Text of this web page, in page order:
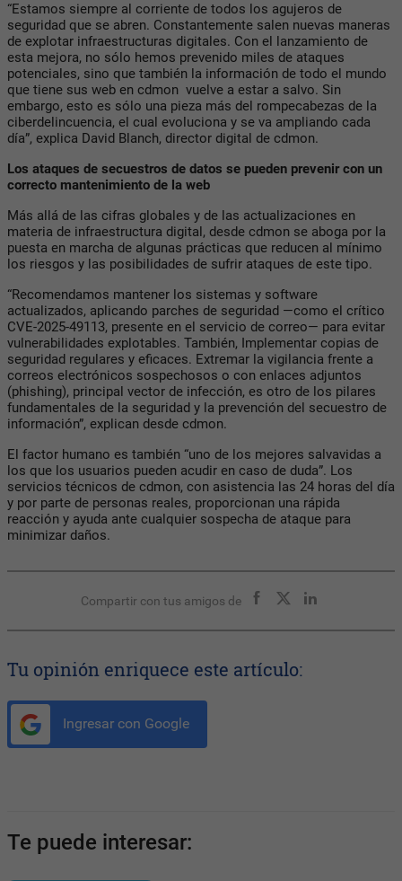
“Estamos siempre al corriente de todos los agujeros de
seguridad que se abren. Constantemente salen nuevas maneras
de explotar infraestructuras digitales. Con el lanzamiento de
esta mejora, no sólo hemos prevenido miles de ataques
potenciales, sino que también la información de todo el mundo
que tiene sus web en cdmon vuelve a estar a salvo. Sin
embargo, esto es sólo una pieza más del rompecabezas de la
ciberdelincuencia, el cual evoluciona y se va ampliando cada
día”, explica David Blanch, director digital de cdmon.
Los ataques de secuestros de datos se pueden prevenir con un
correcto mantenimiento de la web
Más allá de las cifras globales y de las actualizaciones en
materia de infraestructura digital, desde cdmon se aboga por la
puesta en marcha de algunas prácticas que reducen al mínimo
los riesgos y las posibilidades de sufrir ataques de este tipo.
“Recomendamos mantener los sistemas y software
actualizados, aplicando parches de seguridad —como el crítico
CVE-2025-49113, presente en el servicio de correo— para evitar
vulnerabilidades explotables. También, Implementar copias de
seguridad regulares y eficaces. Extremar la vigilancia frente a
correos electrónicos sospechosos o con enlaces adjuntos
(phishing), principal vector de infección, es otro de los pilares
fundamentales de la seguridad y la prevención del secuestro de
información”, explican desde cdmon.
El factor humano es también “uno de los mejores salvavidas a
los que los usuarios pueden acudir en caso de duda”. Los
servicios técnicos de cdmon, con asistencia las 24 horas del día
y por parte de personas reales, proporcionan una rápida
reacción y ayuda ante cualquier sospecha de ataque para
minimizar daños.
Compartir con tus amigos de
Tu opinión enriquece este artículo:
Ingresar con Google
Te puede interesar: